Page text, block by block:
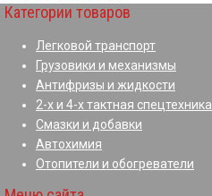
Категории товаров
Легковой транспорт
Грузовики и механизмы
Антифризы и жидкости
2-х и 4-х тактная спецтехника
Смазки и добавки
Автохимия
Отопители и обогреватели